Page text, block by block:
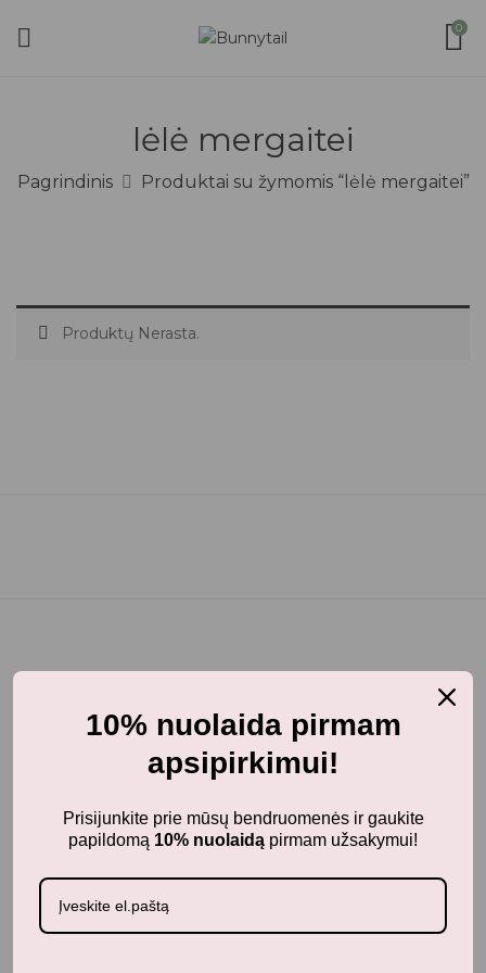
0
lėlė mergaitei
Pagrindinis Produktai su žymomis “lėlė mergaitei”
Produktų Nerasta.
BunnyTail– vaikiškų prekių krautuvėlė, kurioje rasite
kokybiškus ir stilingus daiktus savo vaikams!
Aksesuarai
Apranga
Kūdikiams
Pažaiskime
10% nuolaida pirmam
apsipirkimui!
Prisijunkite prie mūsų bendruomenės ir gaukite
papildomą 10% nuolaidą pirmam užsakymui!